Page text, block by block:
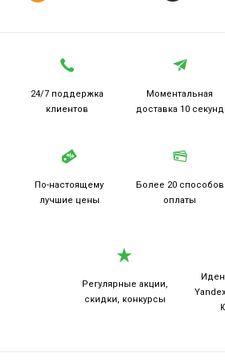
24/7 поддержка
клиентов
Моментальная
доставка 10 секунд
По-настоящему
лучшие цены
Более 20 способов
оплаты
Регулярные акции,
скидки, конкурсы